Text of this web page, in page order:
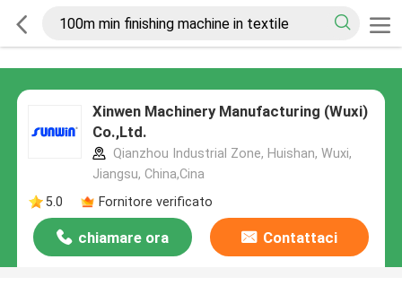
Xinwen Machinery Manufacturing (Wuxi)
Co.,Ltd.
Qianzhou Industrial Zone, Huishan, Wuxi,
Jiangsu, China,Cina
5.0
Fornitore verificato
chiamare ora Contattaci